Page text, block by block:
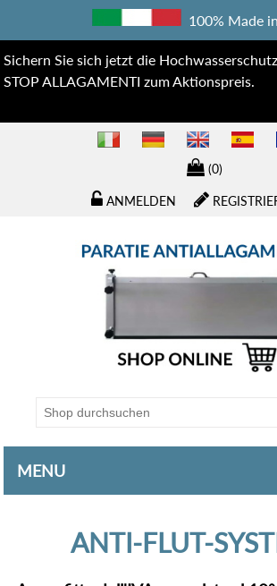
100% Made
Sichern Sie sich jetzt die
STOP ALLAGAMENTI zum Aktionspreis.
(0)
ANMELDEN
MENU
ANTI-FLUT-